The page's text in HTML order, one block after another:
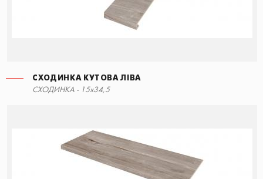
СХОДИНКА КУТОВА ЛІВА
СХОДИНКА - 15x34,5